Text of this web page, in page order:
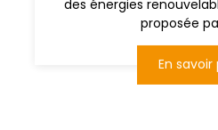
des énergies
proposée
En savoir